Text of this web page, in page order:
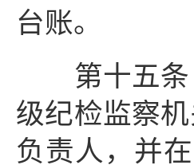
台账。
第十五条
级纪检监察
负责人，并